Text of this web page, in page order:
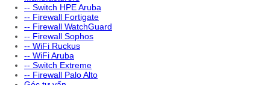
-- Switch HPE Aruba
-- Firewall Fortigate
-- Firewall WatchGuard
-- Firewall Sophos
-- WiFi Ruckus
-- WiFi Aruba
-- Switch Extreme
-- Firewall Palo Alto